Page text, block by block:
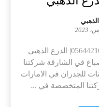
شركة دهان في الشارقة |0564421019| الدرع الذهبي
في الشارقة شركتنا
للجدران في الامارات
المتخصصة في ...